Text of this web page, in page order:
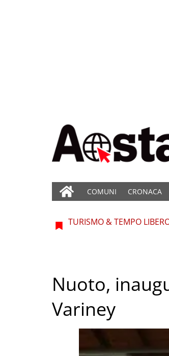
COMUNI CRONACA
TURISMO & TEMPO
Nuoto,
Variney